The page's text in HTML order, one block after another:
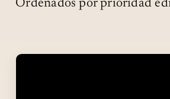
Ordenados por prioridad